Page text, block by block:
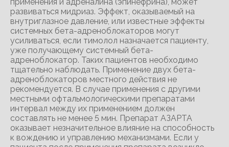
развиваться мидриаз. Эффект, оказываемый на
внутриглазное давление, или известные эффекты
системных бета-адреноблокаторов могут
усиливаться, если тимолол назначается пациенту,
уже получающему системный бета-
адреноблокатор. Таких пациентов необходимо
тщательно наблюдать. Применение двух бета-
адреноблокаторов местного действия не
рекомендуется. В случае применения с другими
местными офтальмологическими препаратами
интервал между их применением должен
составлять не менее 5 мин. Препарат АЗАРТА
оказывает незначительное влияние на способность
к вождению и управлению механизмами. Если у